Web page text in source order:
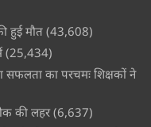
हुई मौत (43,608)
(25,434)
सफलता का परचमः शिक्षकों ने
की लहर (6,637)